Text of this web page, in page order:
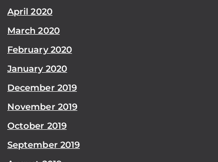
April 2020
March 2020
February 2020
January 2020
December 2019
November 2019
October 2019
September 2019